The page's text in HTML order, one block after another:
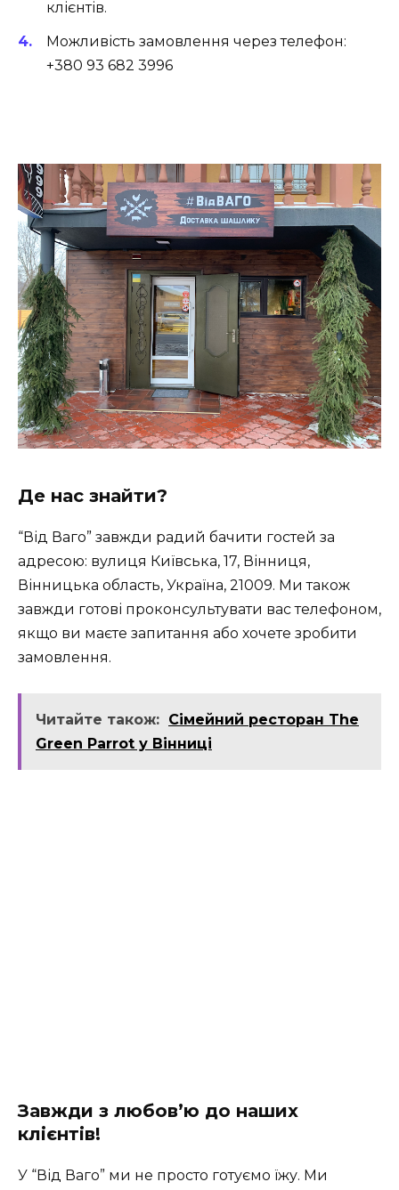
клієнтів.
Можливість замовлення через телефон:
+380 93 682 3996
Де нас знайти?
“Від Ваго” завжди радий бачити гостей за
адресою: вулиця Київська, 17, Вінниця,
Вінницька область, Україна, 21009. Ми також
завжди готові проконсультувати вас телефоном,
якщо ви маєте запитання або хочете зробити
замовлення.
Читайте також: Сімейний ресторан The
Green Parrot у Вінниці
Завжди з любов’ю до наших
клієнтів!
У “Від Ваго” ми не просто готуємо їжу. Ми